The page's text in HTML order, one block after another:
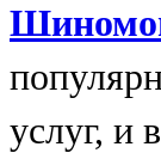
услуг, и